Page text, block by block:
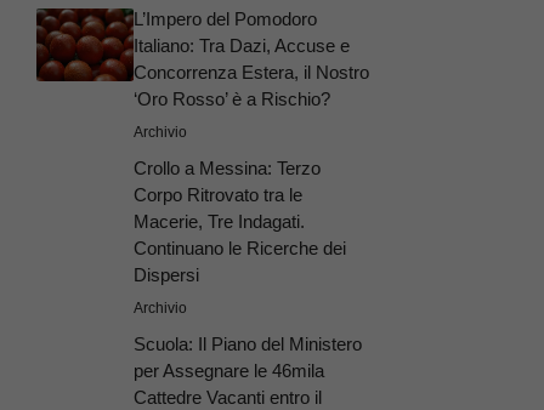
L’Impero del Pomodoro
Italiano: Tra Dazi, Accuse e
Concorrenza Estera, il Nostro
‘Oro Rosso’ è a Rischio?
Archivio
Crollo a Messina: Terzo
Corpo Ritrovato tra le
Macerie, Tre Indagati.
Continuano le Ricerche dei
Dispersi
Archivio
Scuola: Il Piano del Ministero
per Assegnare le 46mila
Cattedre Vacanti entro il